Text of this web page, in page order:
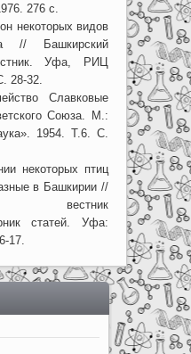
276 с.
некоторых видов
// Башкирский
Уфа, РИЦ
28-32.
Славковые
Союза. М.:
1954. Т.6. С.
некоторых птиц
в Башкирии //
вестник
статей. Уфа:
17.